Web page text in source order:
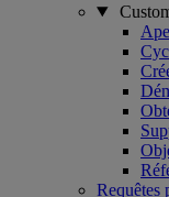
Requêtes